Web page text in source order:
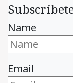
Name
Email